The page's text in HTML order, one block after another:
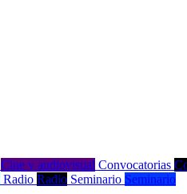
Cine y audiovisual Convocatorias
Radio Radio Seminario Seminario